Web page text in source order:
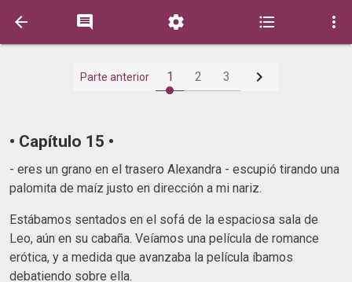
    
Parte anterior 1 2 3 
• Capítulo 15 •
- eres un grano en el trasero Alexandra - escupió tirando una
palomita de maíz justo en dirección a mi nariz.
Estábamos sentados en el sofá de la espaciosa sala de
Leo, aún en su cabaña. Veíamos una película de romance
erótica, y a medida que avanzaba la película íbamos
debatiendo sobre ella.